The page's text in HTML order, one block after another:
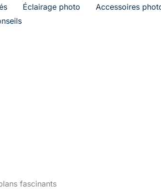
Éclairage photo
Accessoires
fascinants